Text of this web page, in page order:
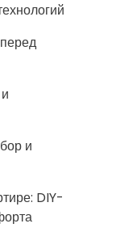
и
DIY-